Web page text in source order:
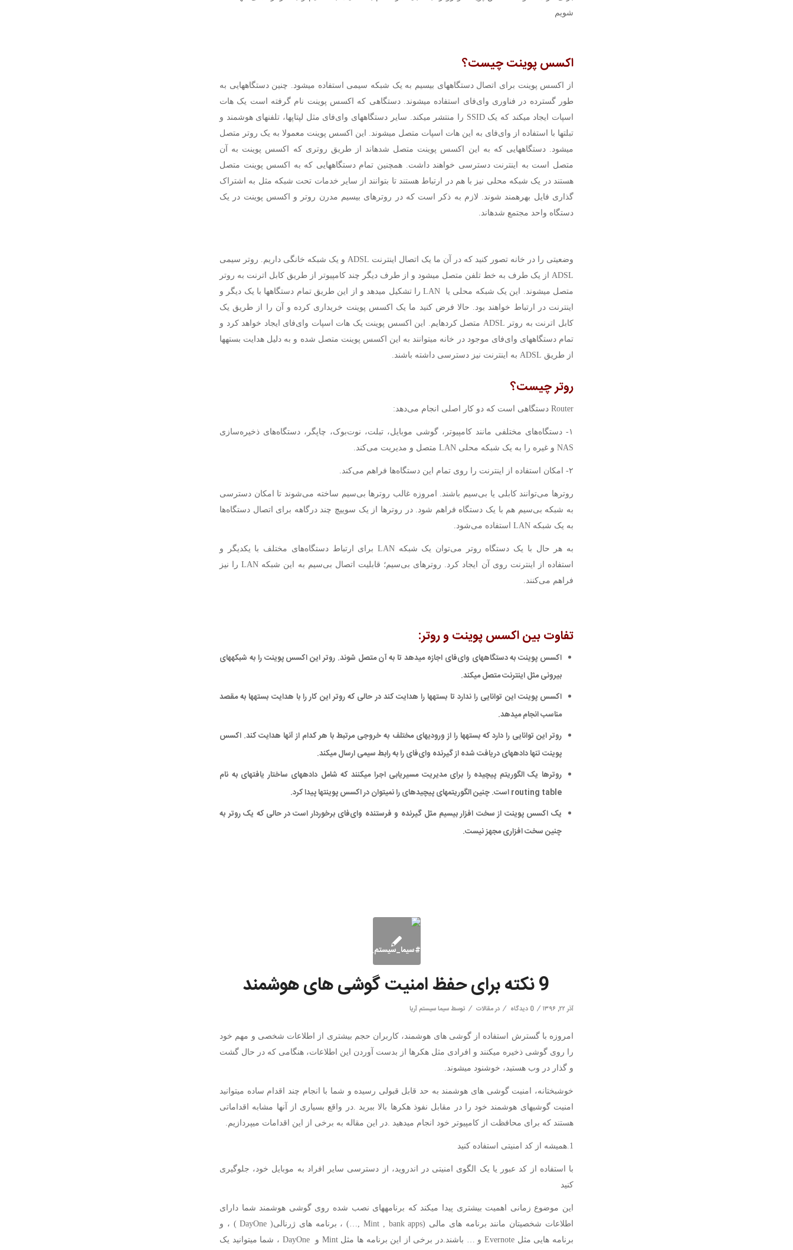
شویم
اکسس پوینتچیست؟
از اکسس پوینت برای اتصال دستگاه‎های بی‎سیم به یک شبکه سیمی‎ استفاده می‎شود. چنین دستگاه‎هایی به
طور گسترده در فناوری وای‌فای استفاده می‎شوند. دستگاهی که اکسس پوینت نام گرفته است یک هات
اسپات ایجاد می‎کند که یک SSID را منتشر می‎کند. سایر دستگاه‎های وای‌فای مثل لپ‎تاپ‎ها، تلفن‎های هوشمند و
تبلت‎ها با استفاده از وای‌فای به این هات اسپات متصل می‎شوند. این اکسس پوینت معمولا به یک روتر متصل
می‎شود. دستگاه‎هایی که به این اکسس پوینت متصل شده‎اند از طریق روتری که اکسس پوینت به آن
متصل است به اینترنت دسترسی خواهند داشت. همچنین تمام دستگاه‎هایی که به اکسس پوینت متصل
هستند در یک شبکه محلی نیز با هم در ارتباط هستند تا بتوانند از سایر خدمات تحت شبکه مثل به اشتراک
گذاری فایل بهره‎مند شوند. لازم به ذکر است که در روترهای بی‎سیم مدرن روتر و اکسس پوینت در یک
دستگاه واحد مجتمع شده‎اند.
ADSL از یک طرف به خط تلفن متصل مي‎شود و از طرف دیگر چند کامپیوتر از طریق کابل اترنت به روتر
متصل می‎شوند. این یک شبکه محلی یا LAN را تشکیل می‎دهد و از این طریق تمام دستگاه‎ها با یک دیگر و
اینترنت در ارتباط خواهند بود. حالا فرض کنید ما یک اکسس پوینت خریداری کرده و آن را از طریق یک
کابل اترنت به روتر ADSL متصل کرده‎ایم. این اکسس پوینت یک هات اسپات وای‌فای ایجاد خواهد کرد و
تمام دستگاه‎های وای‌فای موجود در خانه می‎توانند به این اکسس پوینت متصل شده و به دلیل هدایت بسته‎ها
از طریق ADSL به اینترنت نیز دسترسی داشته باشند.
روترچیست؟
Router دستگاهی است که دو کار اصلی انجام می‌دهد:
۱- دستگاه‌های مختلفی مانند کامپیوتر، گوشی موبایل، تبلت، نوت‌بوک، چاپگر، دستگاه‌های ذخیره‌سازی
NAS و غیره را به یک شبکه محلی LAN متصل و مدیریت می‌کند.
۲- امکان استفاده از اینترنت را روی تمام این دستگاه‌ها فراهم می‌کند.
روترها می‌توانند کابلی یا بی‌سیم باشند. امروزه غالب روترها بی‌سیم ساخته می‌شوند تا امکان دسترسی
به شبکه بی‌سیم هم با یک دستگاه فراهم شود. در روترها از یک سوییچ چند درگاهه برای اتصال دستگاه‌ها
به یک شبکه LAN استفاده می‌شود.
به هر حال با یک دستگاه روتر می‌توان یک شبکه LAN برای ارتباط دستگاه‌های مختلف با یکدیگر و
استفاده از اینترنت روی آن ایجاد کرد. روترهای بی‌سیم؛ قابلیت اتصال بی‌سیم به این شبکه LAN را نیز
فراهم می‌کنند.
تفاوت بین اکسس پوینت و روتر:
اکسس پوینت به دستگاه‎های وای‌فای اجازه می‎دهد تا به آن متصل شوند. روتر این اکسس پوینت را به شبکه‎های
بیرونی مثل اینترنت متصل می‎کند.
اکسس پوینت این توانایی را ندارد تا بسته‎ها را هدایت کند در حالی که روتر این کار را با هدایت بسته‎ها به مقصد
مناسب انجام می‎دهد.
روتر این توانایی را دارد که بسته‎ها را از ورودی‎های مختلف به خروجی مرتبط با هر کدام از آنها هدایت کند. اکسس
پوینت تنها داده‎های دریافت شده از گیرنده وای‌فای را به رابط سیمی‎ ارسال می‎کند.
روترها یک الگوريتم پیچیده را برای مدیریت مسیریابی اجرا می‎کنند که شامل داده‎های ساختار یافته‎ای به نام
routing table است. چنین الگوريتم‎های پیچیده‎ای را نمی‎توان در اکسس پوینت‎ها پیدا کرد.
یک اکسس پوینت از سخت افزار بی‎سیم مثل گیرنده و فرستنده وای‌فای برخوردار است در حالی که یک روتر به
چنین سخت افزاری مجهز نیست.
9 نکته برای حفظ امنیت گوشی های هوشمند
آذر ۲۲, ۱۳۹۶ / 0 دیدگاه / درمقالات / توسطسیما سیستم آریا
امروزه با گسترش استفاده از گوشی های هوشمند، کاربران حجم بیشتری از اطلاعات شخصی و مهم خود
را روی گوشی ذخیره میکنند و افرادی مثل هکرها از بدست آوردن این اطلاعات، هنگامی که در حال گشت
و گذار در وب هستید، خوشنود میشوند.
خوشبختانه، امنیت گوشی های هوشمند به حد قابل قبولی رسیده و شما با انجام چند اقدام ساده میتوانید
امنیت گوشیهای هوشمند خود را در مقابل نفوذ هکرها بالا ببرید .در واقع بسیاری از آنها مشابه اقداماتی
هستند که برای محافظت از کامپیوتر خود انجام میدهید .در این مقاله به برخی از این اقدامات میپردازیم.
1.همیشه از کد امنیتی استفاده کنید
با استفاده از کد عبور یا یک الگوی امنیتی در اندروید، از دسترسی سایر افراد به موبایل خود، جلوگیری
کنید
این موضوع زمانی اهمیت بیشتری پیدا میکند که برنامههای نصب شده روی گوشی هوشمند شما دارای
اطلاعات شخصیتان مانند برنامه های مالی (Mint , bank apps ,…) ، برنامه های ژرنالی( DayOne ) ، و
برنامه هایی مثل Evernote و … باشند.در برخی از این برنامه ها مثل Mint و DayOne ، شما میتوانید یک